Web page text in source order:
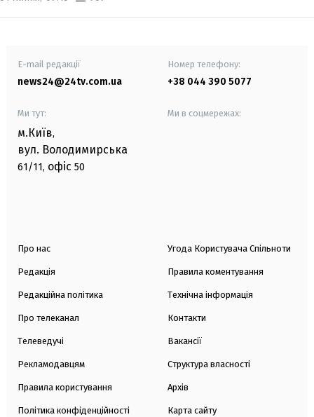
E-mail редакції
news24@24tv.com.ua
Номер телефону:
+38 044 390 5077
Ми тут:
м.Київ,
вул. Володимирська
61/11, офіс 50
Ми в соцмережах:
Про нас
Редакція
Редакційна політика
Про телеканал
Телеведучі
Рекламодавцям
Правила користування
Політика конфіденційності
Угода Користувача Спільноти
Правила коментування
Технічна інформація
Контакти
Вакансії
Структура власності
Архів
Карта сайту